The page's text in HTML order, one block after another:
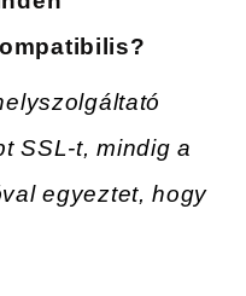
SSL-t, mindig a
egyeztet, hogy